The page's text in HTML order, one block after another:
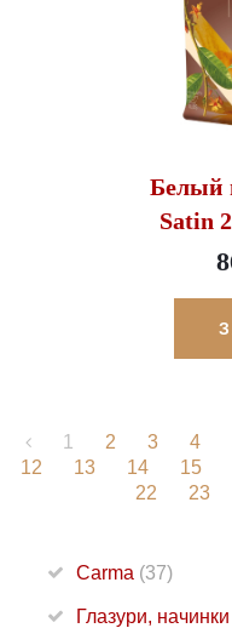
Белый
Satin
1 2 3 4
12
13 14 15
22
23
Carma (37)
Глазури,